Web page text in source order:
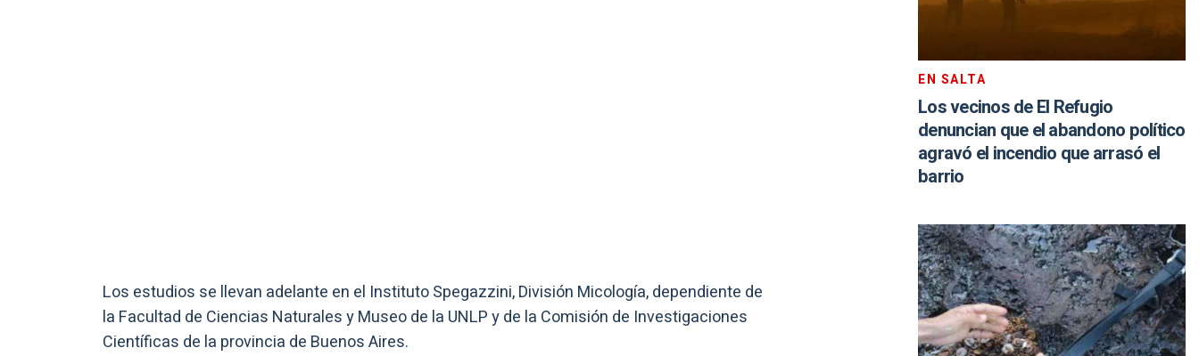
Los estudios se llevan adelante en el Instituto Spegazzini, División Micología, dependiente de
la Facultad de Ciencias Naturales y Museo de la UNLP y de la Comisión de Investigaciones
Científicas de la provincia de Buenos Aires.
EN SALTA
Los vecinos de El Refugio
denuncian que el abandono político
agravó el incendio que arrasó el
barrio